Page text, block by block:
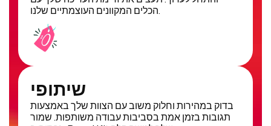
שיתופי
בדוק במהירות וחלוק משוב עם הצוות שלך באמצעות
תגובות בזמן אמת בסביבות עבודה משותפות. שמור